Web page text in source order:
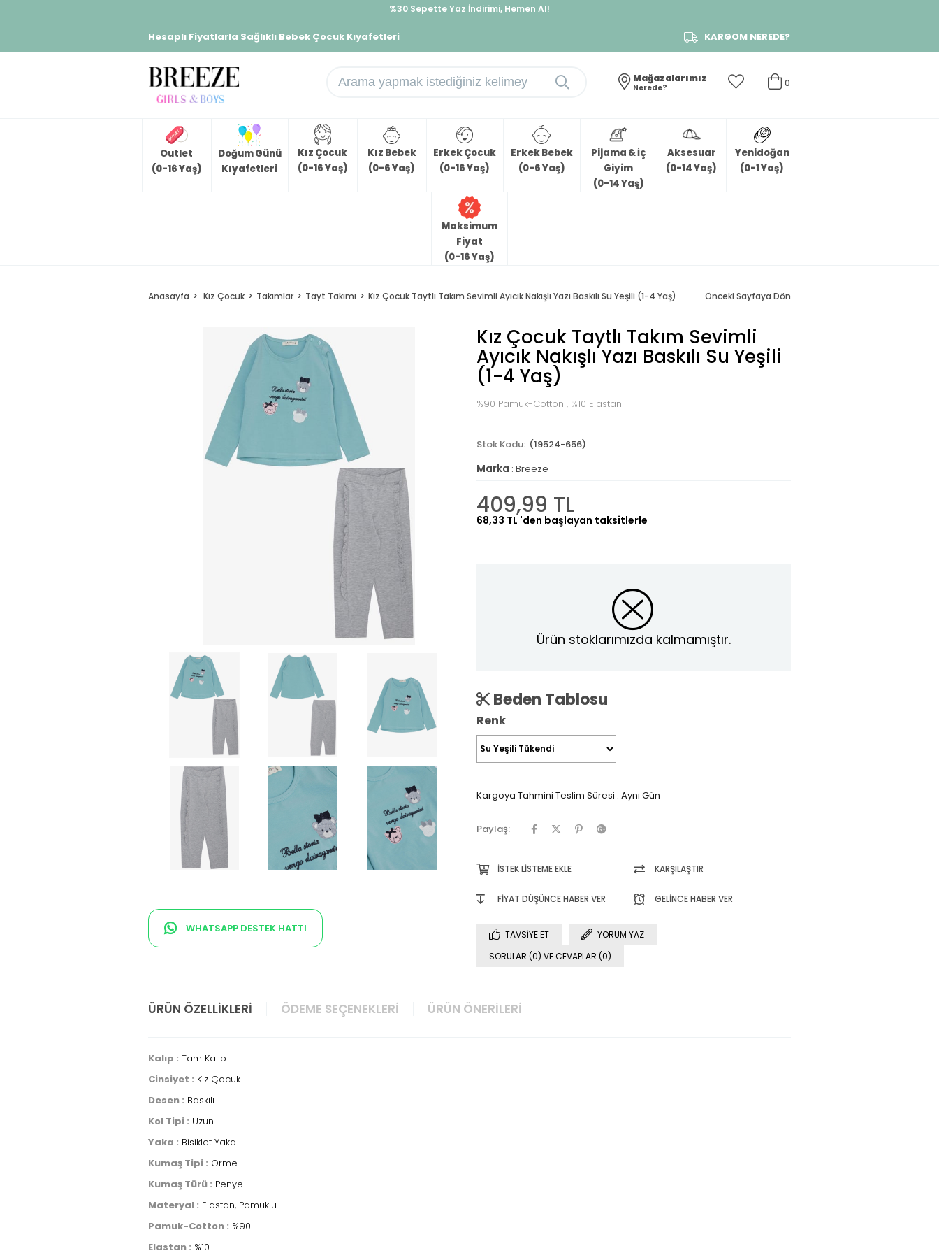
%30 Sepette Yaz İndirimi, Hemen Al!
Hesaplı Fiyatlarla Sağlıklı Bebek Çocuk Kıyafetleri KARGOM NEREDE?
0
Mağazalarımız
Nerede?
Outlet
(0-16 Yaş)
Doğum Günü
Kıyafetleri
Kız Çocuk
(0-16 Yaş)
Kız Bebek
(0-6 Yaş)
Erkek Çocuk
(0-16 Yaş)
Erkek Bebek
(0-6 Yaş)
Pijama & İç
Giyim
(0-14 Yaş)
Aksesuar
(0-14 Yaş)
Yenidoğan
(0-1 Yaş)
Maksimum
Fiyat
(0-16 Yaş)
Anasayfa Kız Çocuk Takımlar Tayt Takımı Kız Çocuk Taytlı Takım Sevimli Ayıcık Nakışlı Yazı Baskılı Su Yeşili (1-4 Yaş) Önceki Sayfaya Dön
WHATSAPP DESTEK HATTI
Kız Çocuk Taytlı Takım Sevimli
Ayıcık Nakışlı Yazı Baskılı Su Yeşili
(1-4 Yaş)
%90 Pamuk-Cotton , %10 Elastan
(19524-656)
Marka : Breeze
409,99 TL
68,33 TL 'den başlayan taksitlerle
Ürün stoklarımızda kalmamıştır.
Beden Tablosu
Renk
Kargoya Tahmini Teslim Süresi : Aynı Gün
Paylaş:
İSTEK LISTEME EKLE KARŞILAŞTIR
FIYAT DÜŞÜNCE HABER VER GELINCE HABER VER
TAVSIYE ET
YORUM YAZ
SORULAR (0) VE CEVAPLAR (0)
ÜRÜN ÖZELLIKLERI ÖDEME SEÇENEKLERI ÜRÜN ÖNERILERI
Kalıp : Tam Kalıp
Cinsiyet : Kız Çocuk
Desen : Baskılı
Kol Tipi : Uzun
Yaka : Bisiklet Yaka
Kumaş Tipi : Örme
Kumaş Türü : Penye
Materyal : Elastan, Pamuklu
Pamuk-Cotton : %90
Elastan : %10